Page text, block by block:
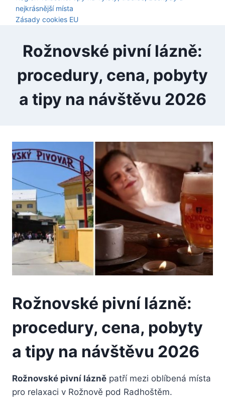
nejkrásnější místa
Zásady cookies EU
Rožnovské pivní lázně:
procedury, cena, pobyty
a tipy na návštěvu 2026
Rožnovské pivní lázně:
procedury, cena, pobyty
a tipy na návštěvu 2026
Rožnovské pivní lázně patří mezi oblíbená místa
pro relaxaci v Rožnově pod Radhoštěm.